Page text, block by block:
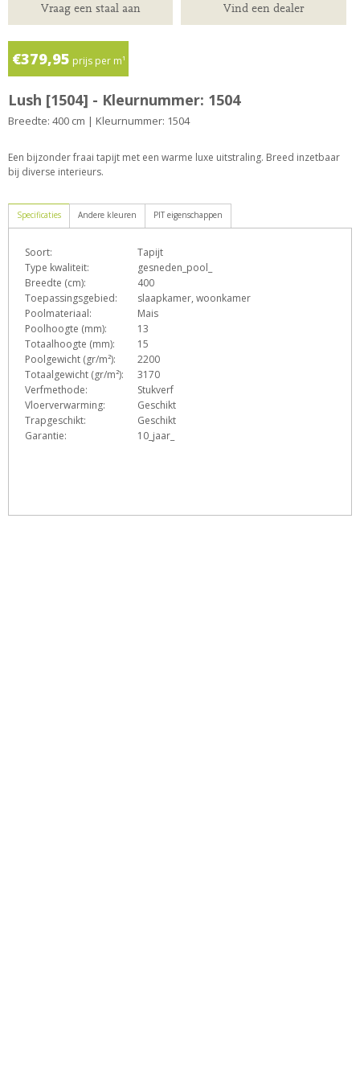
Vraag een staal aan Vind een dealer
€379,95 prijs per m¹
Lush [1504] - Kleurnummer: 1504
Breedte: 400 cm | Kleurnummer: 1504
Een bijzonder fraai tapijt met een warme luxe uitstraling. Breed inzetbaar
bij diverse interieurs.
Specificaties
Soort:
Tapijt
Type kwaliteit:
gesneden_pool_
Breedte (cm):
400
Toepassingsgebied:
slaapkamer, woonkamer
Poolmateriaal:
Mais
Poolhoogte (mm):
13
Totaalhoogte (mm):
15
Poolgewicht (gr/m²):
2200
Totaalgewicht (gr/m²):
3170
Verfmethode:
Stukverf
Vloerverwarming:
Geschikt
Trapgeschikt:
Geschikt
Garantie:
10_jaar_
Andere kleuren PIT eigenschappen
D eF
TZ